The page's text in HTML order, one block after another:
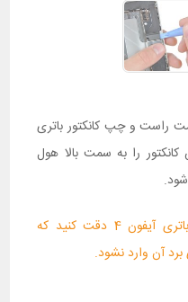
راست و چپ کانکتور باتری
این کانکتور را به سمت بالا هول
نکته: در حین جداسازی کانکتور باتری آیفون 4 دقت کنید که
آن وارد نشود.